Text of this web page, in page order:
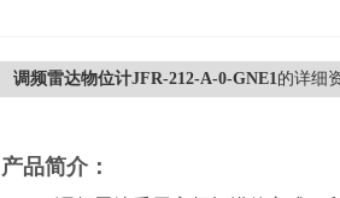
调频雷达物位计JFR-212-A-0-GNE1的详细
产品简介：